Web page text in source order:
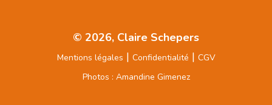
© 2026, Claire Schepers
Mentions légales | Confidentialité | CGV
Photos : Amandine Gimenez